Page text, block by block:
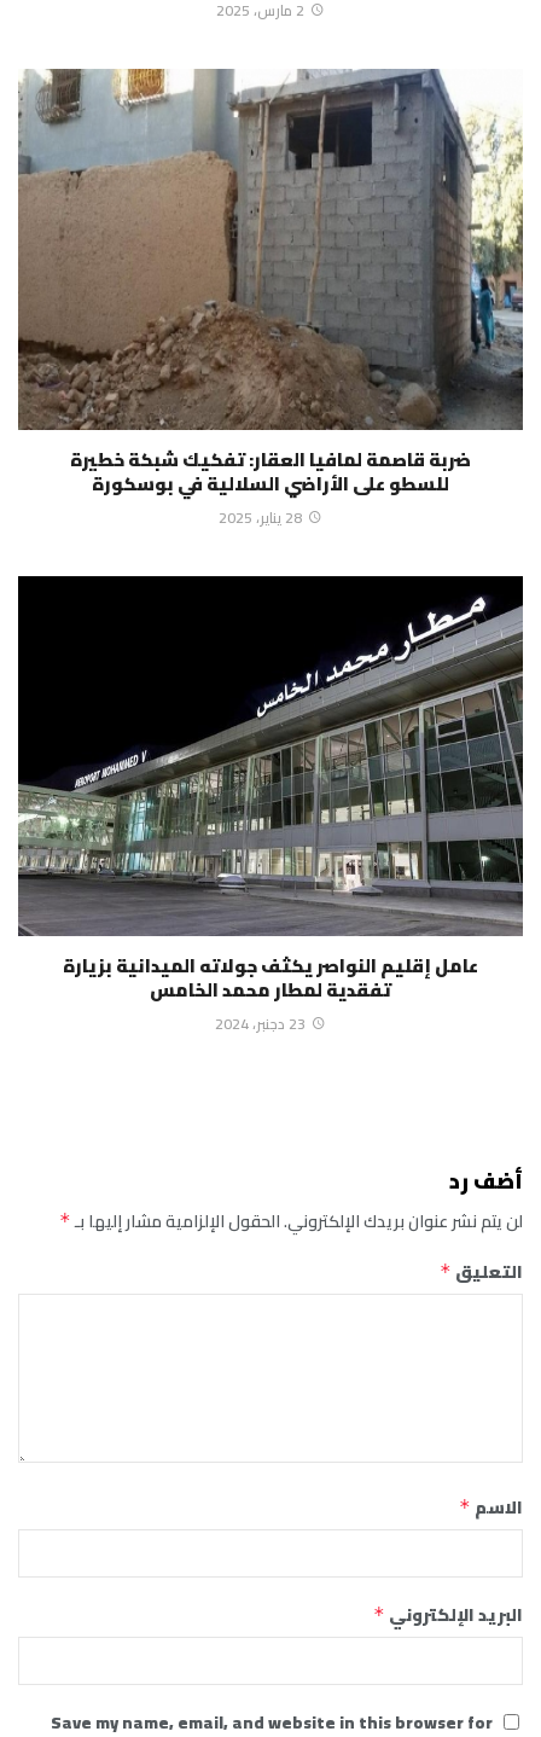
2 مارس، 2025
ضربة قاصمة لمافيا العقار: تفكيك شبكة خطيرة
للسطو على الأراضي السلالية في بوسكورة
28 يناير، 2025
عامل إقليم النواصر يكثف جولاته الميدانية بزيارة
تفقدية لمطار محمد الخامس
23 دجنبر، 2024
أضف رد
لن يتم نشر عنوان بريدك الإلكتروني.الحقول الإلزامية مشار إليها بـ*
التعليق *
الاسم *
البريد الإلكتروني *
Save my name, email, and website in this browser for